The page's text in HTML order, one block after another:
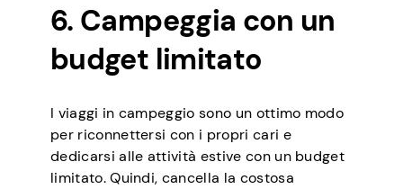
6. Campeggia con un
budget limitato
I viaggi in campeggio sono un ottimo modo
per riconnettersi con i propri cari e
dedicarsi alle attività estive con un budget
limitato. Quindi, cancella la costosa